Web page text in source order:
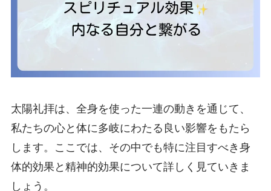
太陽礼拝は、全身を使った一連の動きを通じて、
私たちの心と体に多岐にわたる良い影響をもたら
します。ここでは、その中でも特に注目すべき身
体的効果と精神的効果について詳しく見ていきま
しょう。